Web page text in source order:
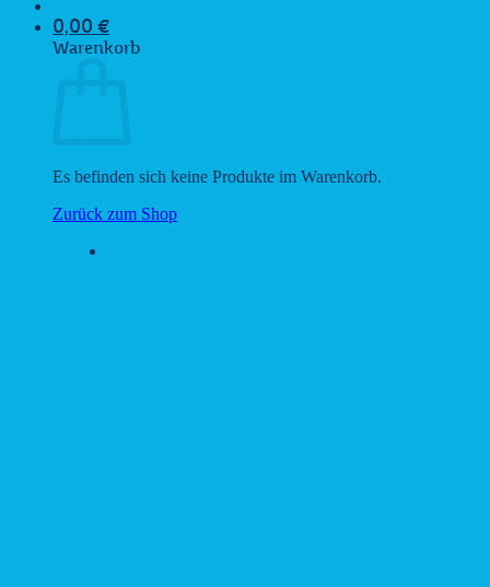
0,00 €
Warenkorb
Es befinden sich keine Produkte im Warenkorb.
Zurück zum Shop